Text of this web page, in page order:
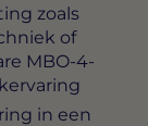
zoals
of
MBO-4-
in een